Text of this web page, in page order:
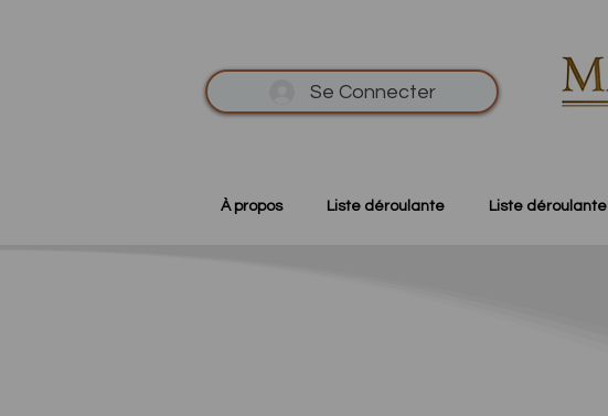
Se Connecter
À propos Liste déroulante Liste déroulante